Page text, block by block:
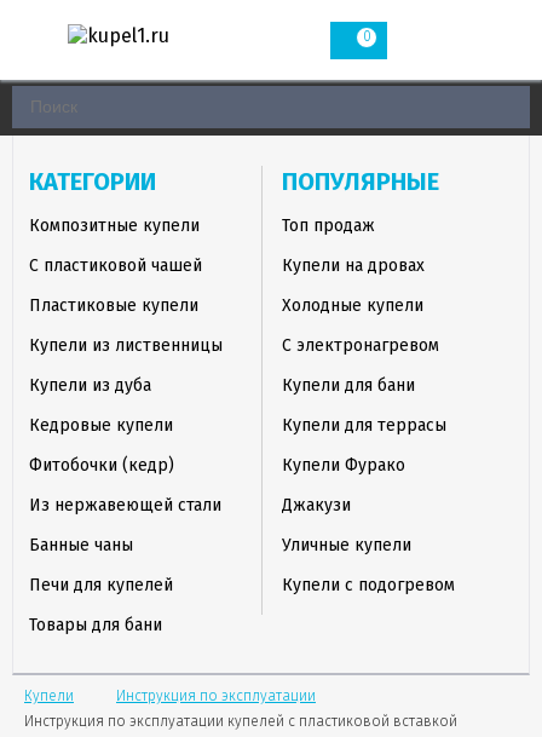
0
КАТЕГОРИИ
Композитные купели
С пластиковой чашей
Пластиковые купели
Купели из лиственницы
Купели из дуба
Кедровые купели
Фитобочки (кедр)
Из нержавеющей стали
Банные чаны
Печи для купелей
Товары для бани
ПОПУЛЯРНЫЕ
Топ продаж
Купели на дровах
Холодные купели
С электронагревом
Купели для бани
Купели для террасы
Купели Фурако
Джакузи
Уличные купели
Купели с подогревом
Купели
Инструкция по эксплуатации
Инструкция по эксплуатации купелей с пластиковой вставкой